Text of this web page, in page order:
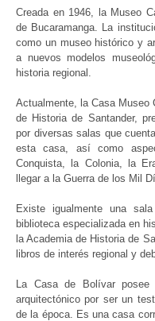
Creada en 1946, la Museo
de Bucaramanga. La
como un museo histórico y
a nuevos modelos
historia regional.
Actualmente, la Casa Museo
de Historia de Santander,
por diversas salas que
esta casa, así como
Conquista, la Colonia, la
llegar a la Guerra de los Mil
Existe igualmente una
biblioteca especializada en
la Academia de Historia de
libros de interés regional y
La Casa de Bolívar
arquitectónico por ser un
de la época. Es una casa